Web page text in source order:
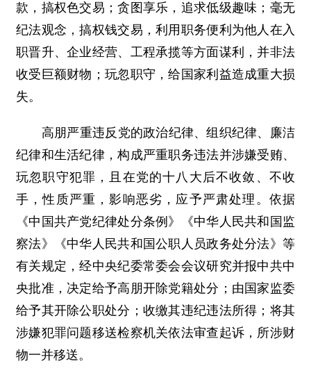
款，搞权色交易；贪图享乐，追求低级趣味；毫无
纪法观念，搞权钱交易，利用职务便利为他人在入
职晋升、企业经营、工程承揽等方面谋利，并非法
收受巨额财物；玩忽职守，给国家利益造成重大损
失。
高朋严重违反党的政治纪律、组织纪律、廉洁
纪律和生活纪律，构成严重职务违法并涉嫌受贿、
玩忽职守犯罪，且在党的十八大后不收敛、不收
手，性质严重，影响恶劣，应予严肃处理。依据
《中国共产党纪律处分条例》《中华人民共和国监
察法》《中华人民共和国公职人员政务处分法》等
有关规定，经中央纪委常委会会议研究并报中共中
央批准，决定给予高朋开除党籍处分；由国家监委
给予其开除公职处分；收缴其违纪违法所得；将其
涉嫌犯罪问题移送检察机关依法审查起诉，所涉财
物一并移送。